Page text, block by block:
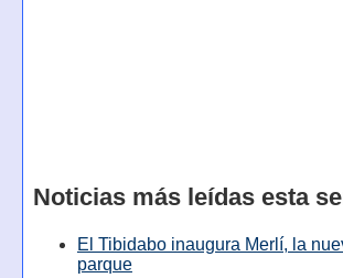
Noticias más leídas esta
El Tibidabo inaugura Merlí, la
parque